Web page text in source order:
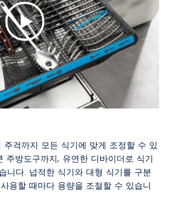
걱까지 모든 식기에 맞게 조정할 수 있
주방도구까지, 유연한 디바이더로 식기
니다. 넙적한 식기와 대형 식기를 구분
용할 때마다 용량을 조절할 수 있습니